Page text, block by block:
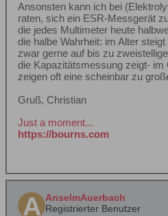
Ansonsten kann ich bei
raten, sich ein ESR-Messgerät
die jedes Multimeter heute
die halbe Wahrheit: im Alter
zwar gerne auf bis zu
die Kapazitätsmessung zeigt- im
zeigen oft eine scheinbar zu
Gruß, Christian
Just a moment...
https://bourns.com
AnselmAuerbach
Registrierter Benutzer